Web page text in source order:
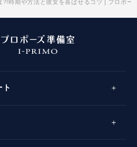
?!時期や方法と彼女を喜ばせるコツ | プロポー